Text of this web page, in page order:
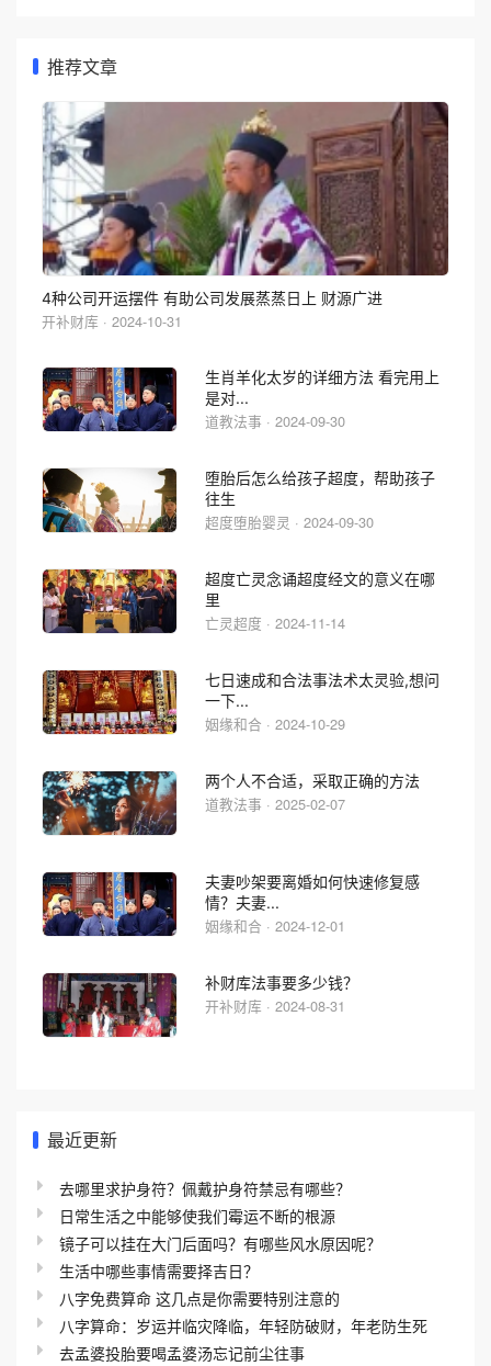
推荐文章
4种公司开运摆件 有助公司发展蒸蒸日上 财源广进
开补财库 · 2024-10-31
生肖羊化太岁的详细方法 看完用上
是对...
道教法事 · 2024-09-30
堕胎后怎么给孩子超度，帮助孩子
往生
超度堕胎婴灵 · 2024-09-30
超度亡灵念诵超度经文的意义在哪
里
亡灵超度 · 2024-11-14
七日速成和合法事法术太灵验,想问
一下...
姻缘和合 · 2024-10-29
两个人不合适，采取正确的方法
道教法事 · 2025-02-07
夫妻吵架要离婚如何快速修复感
情？夫妻...
姻缘和合 · 2024-12-01
补财库法事要多少钱？
开补财库 · 2024-08-31
最近更新
去哪里求护身符？佩戴护身符禁忌有哪些？
日常生活之中能够使我们霉运不断的根源
镜子可以挂在大门后面吗？有哪些风水原因呢？
生活中哪些事情需要择吉日？
八字免费算命 这几点是你需要特别注意的
八字算命：岁运并临灾降临，年轻防破财，年老防生死
去孟婆投胎要喝孟婆汤忘记前尘往事